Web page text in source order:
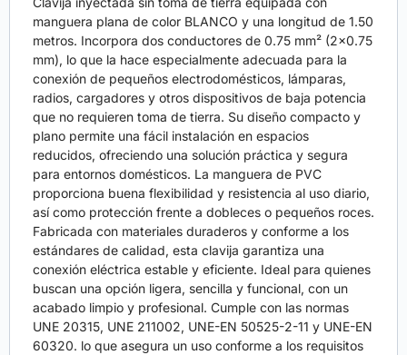
manguera plana de color BLANCO y una longitud de 1.50
metros. Incorpora dos conductores de 0.75 mm² (2×0.75
mm), lo que la hace especialmente adecuada para la
conexión de pequeños electrodomésticos, lámparas,
radios, cargadores y otros dispositivos de baja potencia
que no requieren toma de tierra. Su diseño compacto y
plano permite una fácil instalación en espacios
reducidos, ofreciendo una solución práctica y segura
para entornos domésticos. La manguera de PVC
proporciona buena flexibilidad y resistencia al uso diario,
así como protección frente a dobleces o pequeños roces.
Fabricada con materiales duraderos y conforme a los
estándares de calidad, esta clavija garantiza una
conexión eléctrica estable y eficiente. Ideal para quienes
buscan una opción ligera, sencilla y funcional, con un
acabado limpio y profesional. Cumple con las normas
UNE 20315, UNE 211002, UNE-EN 50525-2-11 y UNE-EN
60320. lo que asegura un uso conforme a los requisitos